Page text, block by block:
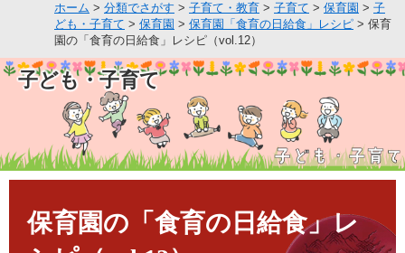
文
へ
ホーム > 分類でさがす > 子育て・教育 > 子育て > 保育園 > 子
ども・子育て > 保育園 > 保育園「食育の日給食」レシピ > 保育
園の「食育の日給食」レシピ（vol.12）
子ども・子育て
保育園の「食育の日給食」レ